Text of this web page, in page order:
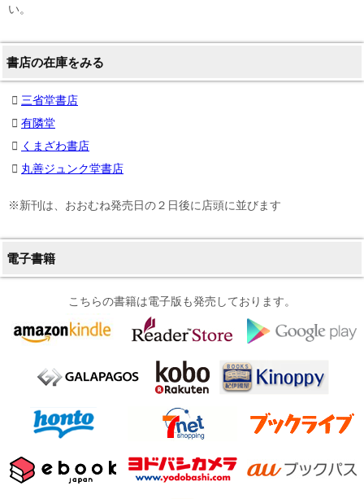
い。
書店の在庫をみる
三省堂書店
有隣堂
くまざわ書店
丸善ジュンク堂書店
※新刊は、おおむね発売日の２日後に店頭に並びます
電子書籍
こちらの書籍は電子版も発売しております。